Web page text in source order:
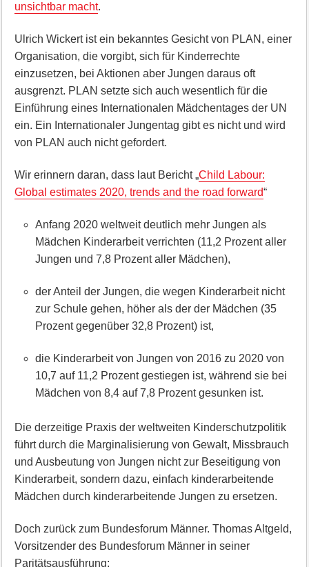
unsichtbar macht.
Ulrich Wickert ist ein bekanntes Gesicht von PLAN, einer
Organisation, die vorgibt, sich für Kinderrechte
einzusetzen, bei Aktionen aber Jungen daraus oft
ausgrenzt. PLAN setzte sich auch wesentlich für die
Einführung eines Internationalen Mädchentages der UN
ein. Ein Internationaler Jungentag gibt es nicht und wird
von PLAN auch nicht gefordert.
Wir erinnern daran, dass laut Bericht „Child Labour:
Global estimates 2020, trends and the road forward“
Anfang 2020 weltweit deutlich mehr Jungen als
Mädchen Kinderarbeit verrichten (11,2 Prozent aller
Jungen und 7,8 Prozent aller Mädchen),
der Anteil der Jungen, die wegen Kinderarbeit nicht
zur Schule gehen, höher als der der Mädchen (35
Prozent gegenüber 32,8 Prozent) ist,
die Kinderarbeit von Jungen von 2016 zu 2020 von
10,7 auf 11,2 Prozent gestiegen ist, während sie bei
Mädchen von 8,4 auf 7,8 Prozent gesunken ist.
Die derzeitige Praxis der weltweiten Kinderschutzpolitik
führt durch die Marginalisierung von Gewalt, Missbrauch
und Ausbeutung von Jungen nicht zur Beseitigung von
Kinderarbeit, sondern dazu, einfach kinderarbeitende
Mädchen durch kinderarbeitende Jungen zu ersetzen.
Doch zurück zum Bundesforum Männer. Thomas Altgeld,
Vorsitzender des Bundesforum Männer in seiner
Paritätsausführung: